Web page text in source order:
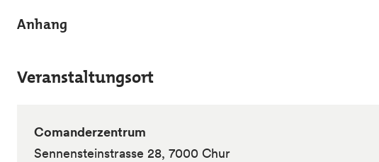
Anhang
Veranstaltungsort
Comanderzentrum
Sennensteinstrasse 28, 7000 Chur